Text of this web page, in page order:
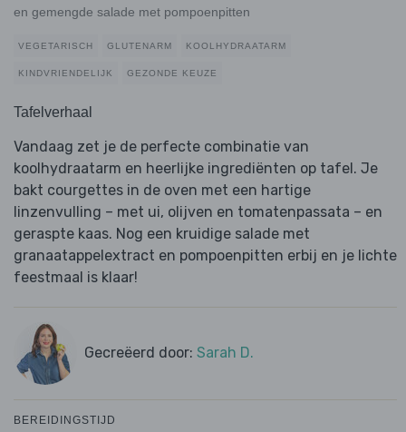
en gemengde salade met pompoenpitten
VEGETARISCH GLUTENARM KOOLHYDRAATARM
KINDVRIENDELIJK GEZONDE KEUZE
Tafelverhaal
Vandaag zet je de perfecte combinatie van
koolhydraatarm en heerlijke ingrediënten op tafel. Je
bakt courgettes in de oven met een hartige
linzenvulling – met ui, olijven en tomatenpassata – en
geraspte kaas. Nog een kruidige salade met
granaatappelextract en pompoenpitten erbij en je lichte
feestmaal is klaar!
Gecreëerd door: Sarah D.
BEREIDINGSTIJD